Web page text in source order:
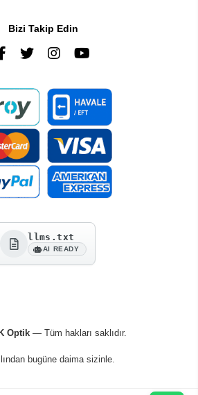
Bizi Takip Edin
llms.txt
AI READY
Optik— Tüm hakları saklıdır.
bugüne daima sizinle.